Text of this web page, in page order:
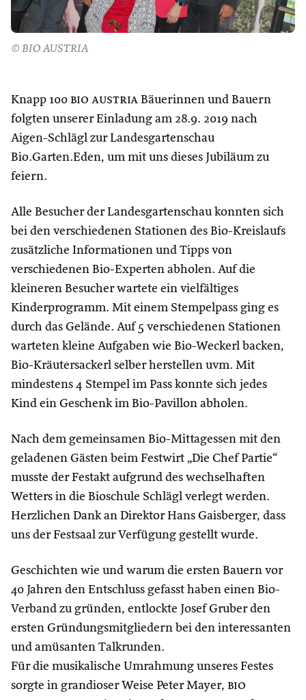
© BIO AUSTRIA
Knapp 100 bio austria Bäuerinnen und Bauern
folgten unserer Einladung am 28.9. 2019 nach
Aigen-Schlägl zur Landesgartenschau
Bio.Garten.Eden, um mit uns dieses Jubiläum zu
feiern.
Alle Besucher der Landesgartenschau konnten sich
bei den verschiedenen Stationen des Bio-Kreislaufs
zusätzliche Informationen und Tipps von
verschiedenen Bio-Experten abholen. Auf die
kleineren Besucher wartete ein vielfältiges
Kinderprogramm. Mit einem Stempelpass ging es
durch das Gelände. Auf 5 verschiedenen Stationen
warteten kleine Aufgaben wie Bio-Weckerl backen,
Bio-Kräutersackerl selber herstellen uvm. Mit
mindestens 4 Stempel im Pass konnte sich jedes
Kind ein Geschenk im Bio-Pavillon abholen.
Nach dem gemeinsamen Bio-Mittagessen mit den
geladenen Gästen beim Festwirt „Die Chef Partie“
musste der Festakt aufgrund des wechselhaften
Wetters in die Bioschule Schlägl verlegt werden.
Herzlichen Dank an Direktor Hans Gaisberger, dass
uns der Festsaal zur Verfügung gestellt wurde.
Geschichten wie und warum die ersten Bauern vor
40 Jahren den Entschluss gefasst haben einen Bio-
Verband zu gründen, entlockte Josef Gruber den
ersten Gründungsmitgliedern bei den interessanten
und amüsanten Talkrunden.
Für die musikalische Umrahmung unseres Festes
sorgte in grandioser Weise Peter Mayer, bio